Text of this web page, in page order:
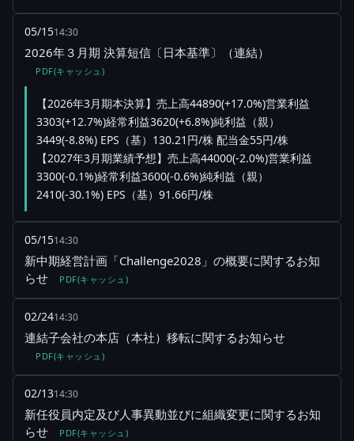
05/1514:30
2026年３月期 決算短信〔日本基準〕（連結）
PDF(キャッシュ)
【2026年3月期本決算】売上高44890(+17.0%)営業利益
3303(+12.7%)経常利益3620(+6.8%)純利益（親）
3449(-8.8%) EPS（基）130.21円/株 配当金55円/株
【2027年3月期業績予想】売上高44000(-2.0%)営業利益
3300(-0.1%)経常利益3600(-0.6%)純利益（親）
2410(-30.1%) EPS（基）91.66円/株
05/1514:30
新中期経営計画「Challenge2028」の概要に関するお知
らせ
PDF(キャッシュ)
02/2414:30
連結子会社の本店（本社）移転に関するお知らせ
PDF(キャッシュ)
02/1314:30
新任役員内定及び人事異動並びに組織変更に関するお知
らせ
PDF(キャッシュ)